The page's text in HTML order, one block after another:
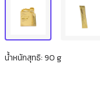
น้ำหนักสุทธิ: 90 g